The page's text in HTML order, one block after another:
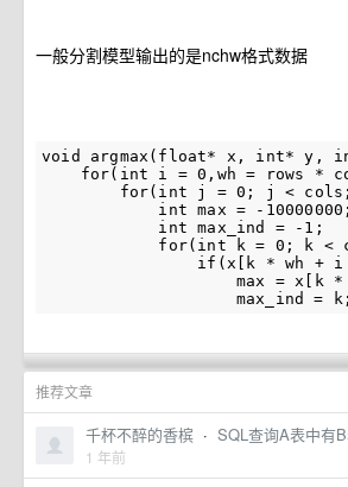
一般分割模型输出的是nchw格式数据
void argmax ( float* x , int* y ,
for( int i = 0 , wh = rows *
for( int j = 0 ; j < cols ;
int
max = - 10000000 ;
int
max_ind = - 1 ;
for( int k = 0 ; k <
if ( x k * wh + i
max
= x k *
max_ind
= k ;
推荐文章
千杯不醉的香槟 · SQL查询A表中有
1 年前